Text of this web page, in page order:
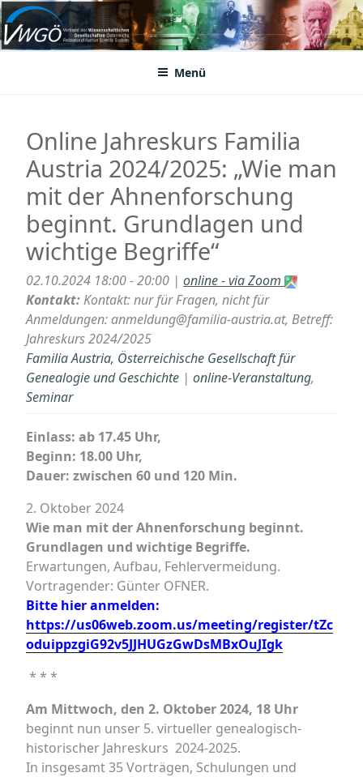
Zum
Inhalt
springenVWGÖ
Federation of Austrian Scientific Societies
Menü
Online Jahreskurs Familia
Austria 2024/2025: „Wie man
mit der Ahnenforschung
beginnt. Grundlagen und
wichtige Begriffe“
02.10.2024 18:00 - 20:00 | online - via Zoom
Kontakt:Kontakt: nur für Fragen, nicht für
Anmeldungen: anmeldung@familia-austria.at, Betreff:
Jahreskurs 2024/2025
Familia Austria, Österreichische Gesellschaft für
Genealogie und Geschichte | online-Veranstaltung,
Seminar
Einlass: ab 17.45 Uhr,
Beginn: 18.00 Uhr,
Dauer: zwischen 60 und 120 Min.
2. Oktober 2024
Wie man mit der Ahnenforschung beginnt.
Grundlagen und wichtige Begriffe.
Erwartungen, Aufbau, Fehlervermeidung.
Vortragender: Günter OFNER.
Bitte hier anmelden:
https://us06web.zoom.us/meeting/register/tZc
oduippzgiG92v5JJHUGzGwDsMBxOuJIgk
* * *
Am Mittwoch, den 2. Oktober 2024, 18 Uhr
beginnt nun unser 5. virtueller genealogisch-
historischer Jahreskurs 2024-2025.
In insgesamt 35 Vorträgen, Schulungen und